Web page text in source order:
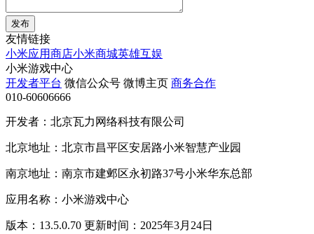
发布
友情链接
小米应用商店小米商城英雄互娱
小米游戏中心
开发者平台 微信公众号 微博主页 商务合作
010-60606666
开发者：北京瓦力网络科技有限公司
北京地址：北京市昌平区安居路小米智慧产业园
南京地址：南京市建邺区永初路37号小米华东总部
应用名称：小米游戏中心
版本：13.5.0.70 更新时间：2025年3月24日